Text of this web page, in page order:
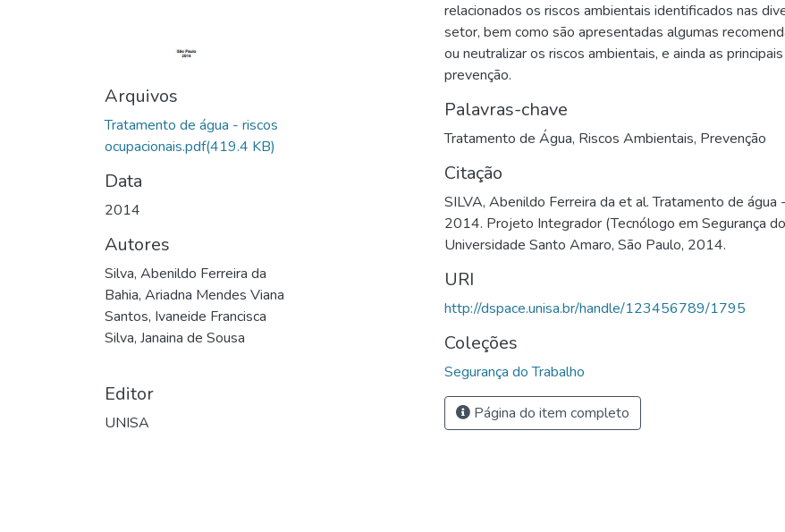
Arquivos
Tratamento de água - riscos
ocupacionais.pdf(419.4 KB)
Data
2014
Autores
Silva, Abenildo Ferreira da
Bahia, Ariadna Mendes Viana
Santos, Ivaneide Francisca
Silva, Janaina de Sousa
Editor
UNISA
relacionados os riscos ambientais identificados nas
setor, bem como são apresentadas algumas
ou neutralizar os riscos ambientais, e ainda as
prevenção.
Palavras-chave
Tratamento de Água, Riscos Ambientais, Prevenção
Citação
SILVA, Abenildo Ferreira da et al. Tratamento de água
2014. Projeto Integrador (Tecnólogo em Segurança
Universidade Santo Amaro, São Paulo, 2014.
URI
http://dspace.unisa.br/handle/123456789/1795
Coleções
Segurança do Trabalho
Página do item completo